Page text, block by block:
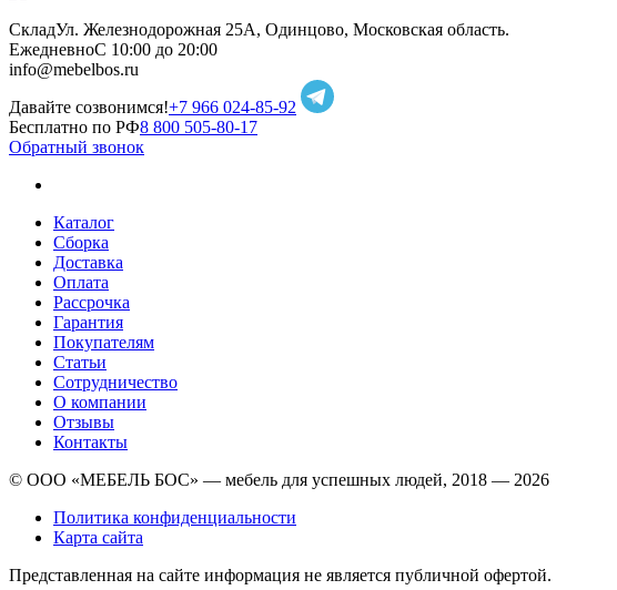
СкладУл. Железнодорожная 25А, Одинцово, Московская область.
ЕжедневноС 10:00 до 20:00
info@mebelbos.ru
Давайте созвонимся!+7 966 024-85-92
Бесплатно по РФ8 800 505-80-17
Обратный звонок
Каталог
Сборка
Доставка
Оплата
Рассрочка
Гарантия
Покупателям
Статьи
Сотрудничество
О компании
Отзывы
Контакты
© ООО «МЕБЕЛЬ БОС» — мебель для успешных людей, 2018 — 2026
Политика конфиденциальности
Карта сайта
Представленная на сайте информация не является публичной офертой.